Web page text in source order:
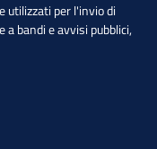
utilizzati per l'invio di
bandi e avvisi pubblici,